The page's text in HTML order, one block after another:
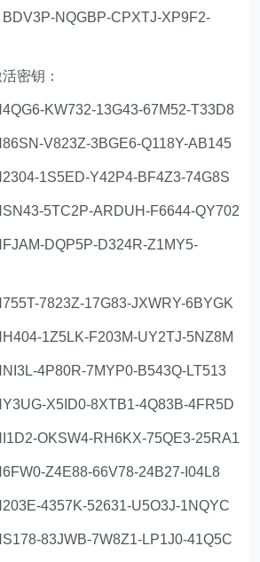
NQGBP-CPXTJ-XP9F2-
密钥：
KW732-13G43-67M52-T33D8
V823Z-3BGE6-Q118Y-AB145
1S5ED-Y42P4-BF4Z3-74G8S
5TC2P-ARDUH-F6644-QY702
DQP5P-D324R-Z1MY5-
7823Z-17G83-JXWRY-6BYGK
1Z5LK-F203M-UY2TJ-5NZ8M
4P80R-7MYP0-B543Q-LT513
X5ID0-8XTB1-4Q83B-4FR5D
OKSW4-RH6KX-75QE3-25RA1
Z4E88-66V78-24B27-I04L8
4357K-52631-U5O3J-1NQYC
83JWB-7W8Z1-LP1J0-41Q5C